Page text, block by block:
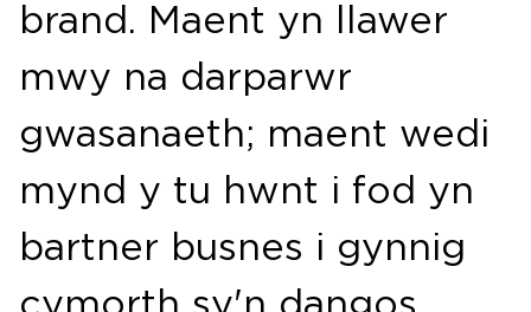
brand. Maent yn llawer
mwy na darparwr
gwasanaeth; maent wedi
mynd y tu hwnt i fod yn
bartner busnes i gynnig
cymorth sy'n dangos